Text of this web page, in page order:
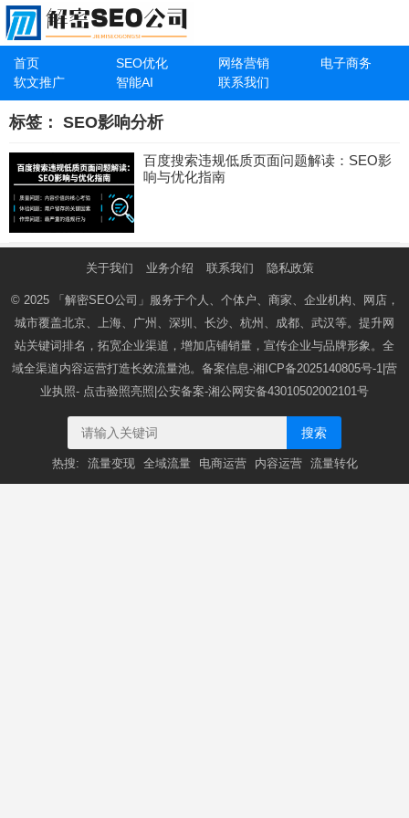
首页 SEO优化 网络营销
电子商务
软文推广
智能AI 联系我们
标签： SEO影响分析
百度搜索违规低质页面问题解读：SEO影
响与优化指南
关于我们 业务介绍 联系我们 隐私政策
© 2025 「解密SEO公司」 服务于个人、个体户、商家、企业机构、网店，
城市覆盖北京、上海、广州、深圳、长沙、杭州、成都、武汉等。提升网
站关键词排名，拓宽企业渠道，增加店铺销量，宣传企业与品牌形象。全
域全渠道内容运营打造长效流量池。备案信息-湘ICP备2025140805号-1 |营
业执照- 点击验照亮照 |公安备案-湘公网安备43010502002101号
搜索
热搜: 流量变现 全域流量 电商运营 内容运营 流量转化